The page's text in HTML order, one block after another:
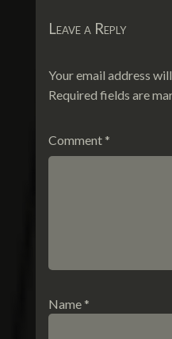
Leave a Reply
Your email address
Required fields are
Comment *
Name *